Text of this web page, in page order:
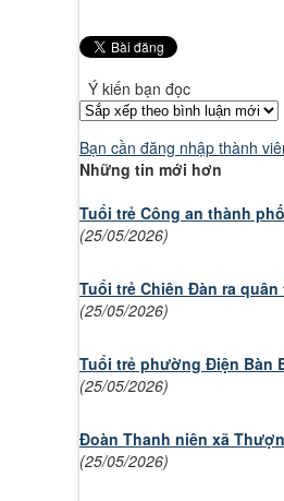
Ý kiến bạn đọc
Bạn cần đăng nhập thành
Những tin mới hơn
Tuổi trẻ Công an thành
(25/05/2026)
Tuổi trẻ Chiên Đàn ra
(25/05/2026)
Tuổi trẻ phường Điện Bàn
(25/05/2026)
Đoàn Thanh niên xã
(25/05/2026)